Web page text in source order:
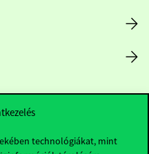
technológiákat, mint